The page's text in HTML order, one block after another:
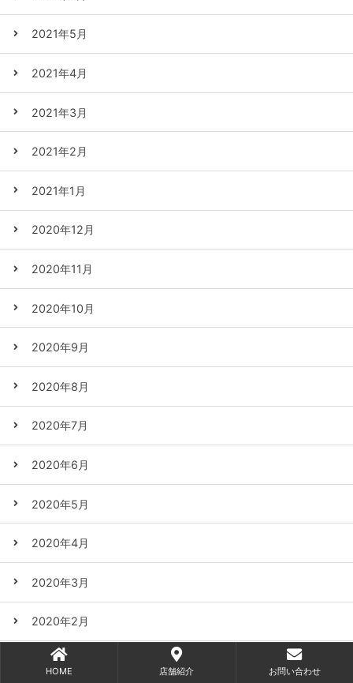
2021年5月
2021年4月
2021年3月
2021年2月
2021年1月
2020年12月
2020年11月
2020年10月
2020年9月
2020年8月
2020年7月
2020年6月
2020年5月
2020年4月
2020年3月
2020年2月
2020年1月
HOME 店舗紹介 お問い合わせ